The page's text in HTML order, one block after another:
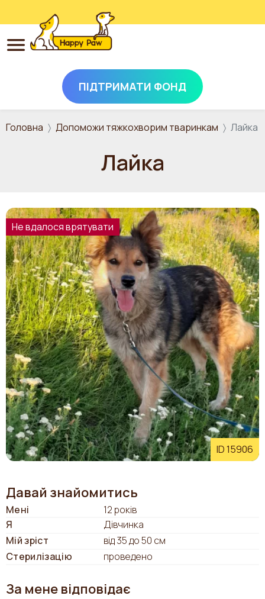
Перейти до основного вмісту
ПІДТРИМАТИ ФОНД
Головна Допоможи тяжкохворим тваринкам Лайка
Лайка
ID 15906
Не вдалося врятувати
Давай знайомитись
Мені
12 років
Я
Дівчинка
Мій зріст
від 35 до 50 см
Стерилізацію
проведено
За мене відповідає